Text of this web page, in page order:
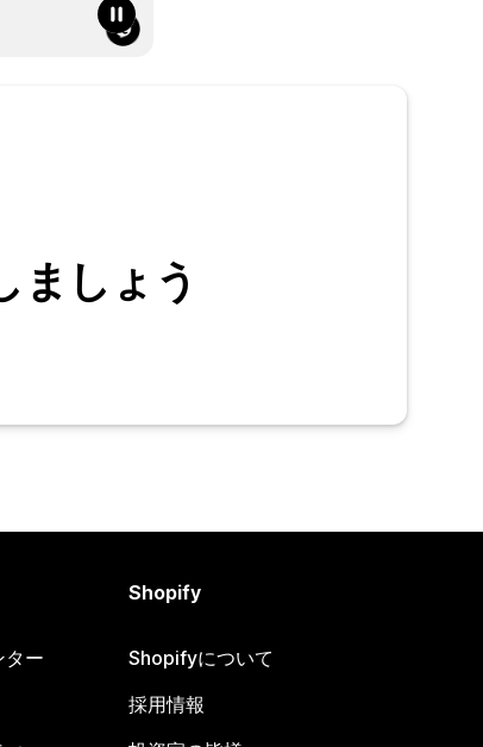
ましょう
ー
Shopify
Shopifyについて
採用情報